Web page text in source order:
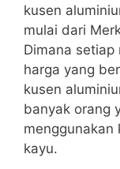
kusen
mulai dari
Dimana
harga yang
kusen
banyak orang
menggunakan
kayu.